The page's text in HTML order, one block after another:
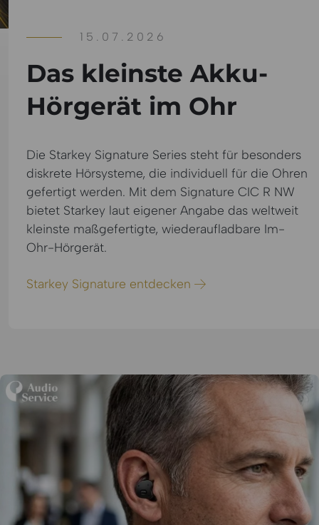
15.07.2026
Das kleinste Akku-
Hörgerät im Ohr
Die Starkey Signature Series steht für besonders
diskrete Hörsysteme, die individuell für die Ohren
gefertigt werden. Mit dem Signature CIC R NW
bietet Starkey laut eigener Angabe das weltweit
kleinste maßgefertigte, wiederaufladbare Im-
Ohr-Hörgerät.
Starkey Signature entdecken